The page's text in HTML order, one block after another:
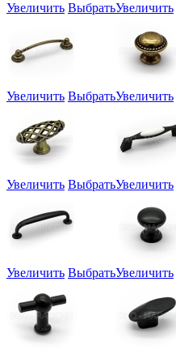
Увеличить ВыбратьУвеличить
Увеличить ВыбратьУвеличить
Увеличить ВыбратьУвеличить
Увеличить ВыбратьУвеличить